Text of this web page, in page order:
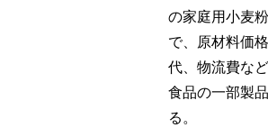
の家庭用小麦
で、原材料価
代、物流費な
食品の一部製
る。